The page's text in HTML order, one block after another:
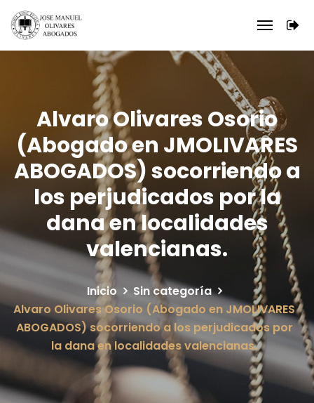
Alvaro Olivares Osorio
(Abogado en JMOLIVARES
ABOGADOS) socorriendo a
los perjudicados por la
dana en localidades
valencianas.
Inicio
Sin categoría
Alvaro Olivares Osorio (Abogado en JMOLIVARES
ABOGADOS) socorriendo a los perjudicados por
la dana en localidades valencianas.